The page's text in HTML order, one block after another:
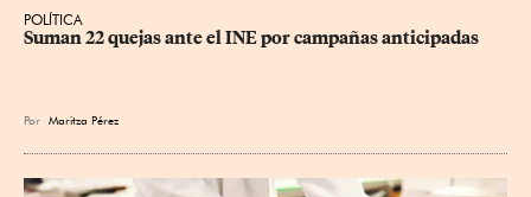
POLÍTICA
Suman 22 quejas ante el INE por campañas anticipadas
Por Maritza Pérez